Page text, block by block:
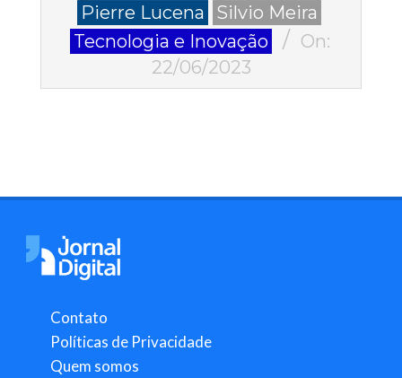
Pierre Lucena
Silvio Meira
Tecnologia e Inovação
On:
22/06/2023
Contato
Políticas de Privacidade
Quem somos